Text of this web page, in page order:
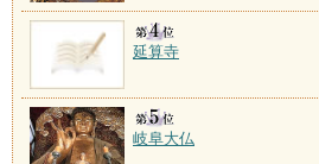
延算寺
岐阜大仏